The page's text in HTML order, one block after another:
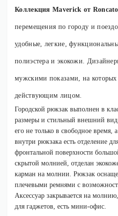
Коллекция Maverick от Roncato
перемещения по городу и
удобные, легкие,
полиэстера и экокожи.
мужскими показами, на
действующим лицом.
Городской рюкзак выполнен в
размеры и стильный внешний вид
его не только в свободное время,
внутри рюкзака есть отделение
фронтальной поверхности
скрытой молнией, отделан
карман на молнии. Рюкзак
плечевыми ремнями с
Аксессуар закрывается на
для гаджетов, есть мини-офис.